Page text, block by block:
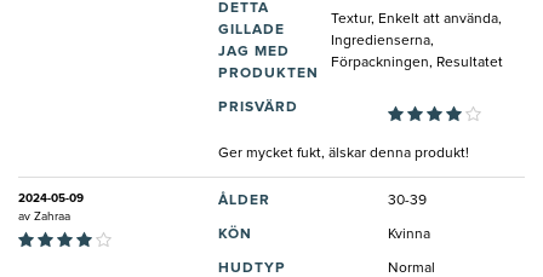
DETTA
GILLADE
JAG MED
PRODUKTEN
Textur, Enkelt att använda,
Ingredienserna,
Förpackningen, Resultatet
PRISVÄRD
Ger mycket fukt, älskar denna produkt!
2024-05-09
av Zahraa
ÅLDER 30-39
KÖN Kvinna
HUDTYP Normal